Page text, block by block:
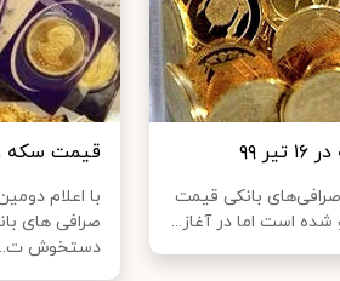
۹۹
صرافی‌های بانکی قیمت
شده است اما در آغاز...
قیمت سکه و طلا
با اعلام
صرافی های
دستخوش